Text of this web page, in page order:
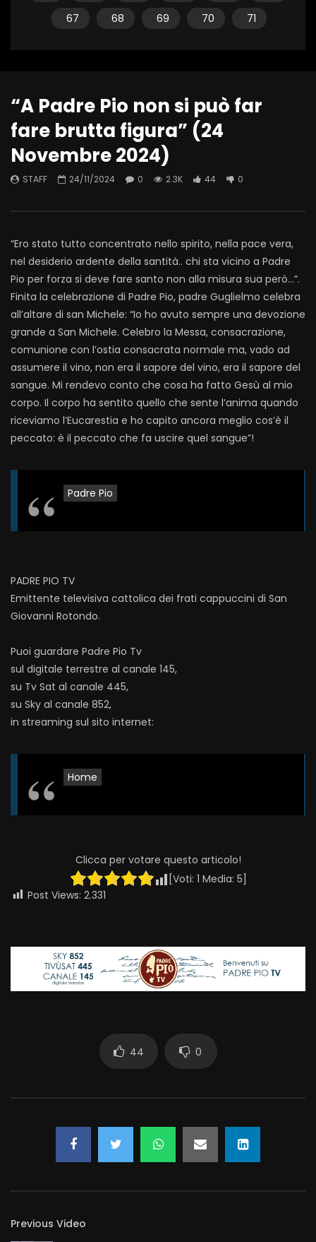
67
68 69 70 71
“A Padre Pio non si può far
fare brutta figura” (24
Novembre 2024)
STAFF 24/11/2024 0 2.3K 44 0
“Ero stato tutto concentrato nello spirito, nella pace vera,
nel desiderio ardente della santità.. chi sta vicino a Padre
Pio per forza si deve fare santo non alla misura sua però…”.
Finita la celebrazione di Padre Pio, padre Guglielmo celebra
all’altare di san Michele: “Io ho avuto sempre una devozione
grande a San Michele. Celebro la Messa, consacrazione,
comunione con l’ostia consacrata normale ma, vado ad
assumere il vino, non era il sapore del vino, era il sapore del
sangue. Mi rendevo conto che cosa ha fatto Gesù al mio
corpo. Il corpo ha sentito quello che sente l’anima quando
riceviamo l’Eucarestia e ho capito ancora meglio cos’è il
peccato: è il peccato che fa uscire quel sangue”!
Padre Pio
PADRE PIO TV
Emittente televisiva cattolica dei frati cappuccini di San
Giovanni Rotondo.
Puoi guardare Padre Pio Tv
sul digitale terrestre al canale 145,
su Tv Sat al canale 445,
su Sky al canale 852,
in streaming sul sito internet:
Home
Clicca per votare questo articolo!
[Voti: 1 Media: 5]
Post Views: 2.331
44 0
Previous Video